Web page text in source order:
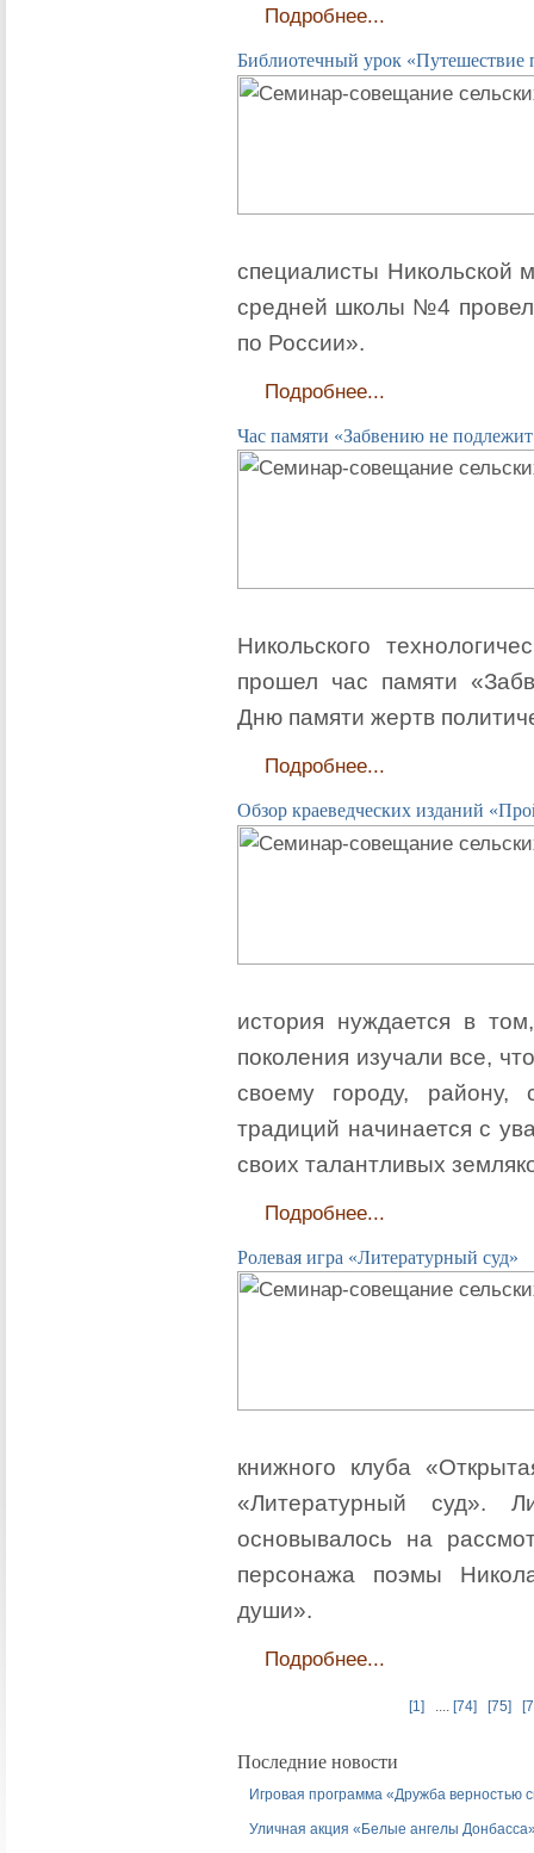
Подробнее...
Библиотечный урок «Путешествие
специалисты Никольской
средней школы №4
по России».
Подробнее...
Час памяти «Забвению не
Никольского
прошел час памяти
Дню памяти жертв
Подробнее...
Обзор краеведческих изданий
история нуждается в
поколения изучали все,
своему городу, району,
традиций начинается с
своих талантливых
Подробнее...
Ролевая игра «Литературный суд»
книжного клуба
«Литературный суд».
основывалось на
персонажа поэмы
души».
Подробнее...
[1] .... [74] [75]
Последние новости
Игровая программа «Дружба верностью
Уличная акция «Белые ангелы